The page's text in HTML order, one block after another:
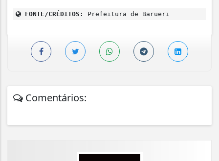
FONTE/CRÉDITOS: Prefeitura de Barueri
Comentários: